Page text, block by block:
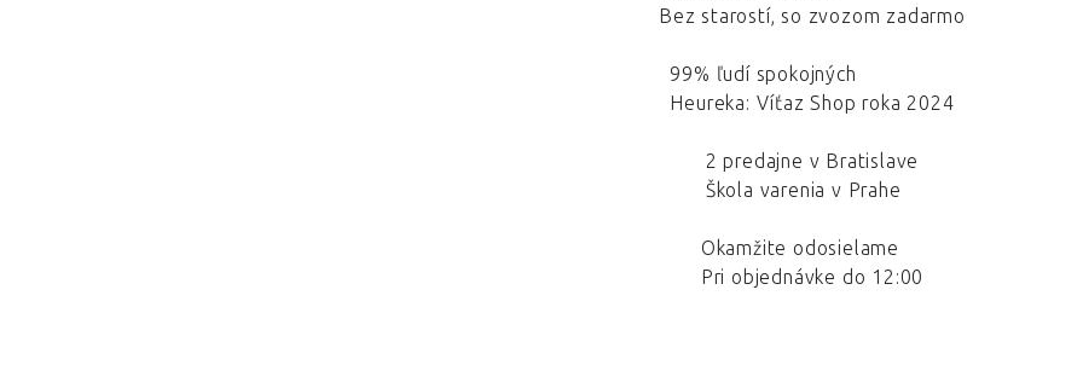
Bez starostí, so zvozom zadarmo
99% ľudí spokojných
Heureka: Víťaz Shop roka 2024
2 predajne v Bratislave
Škola varenia v Prahe
Okamžite odosielame
Pri objednávke do 12:00